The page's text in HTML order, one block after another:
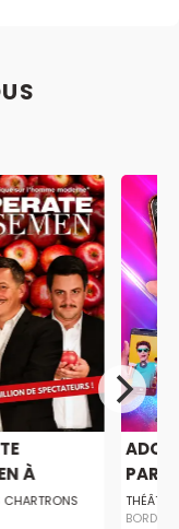
À
CHARTRONS
ADOS